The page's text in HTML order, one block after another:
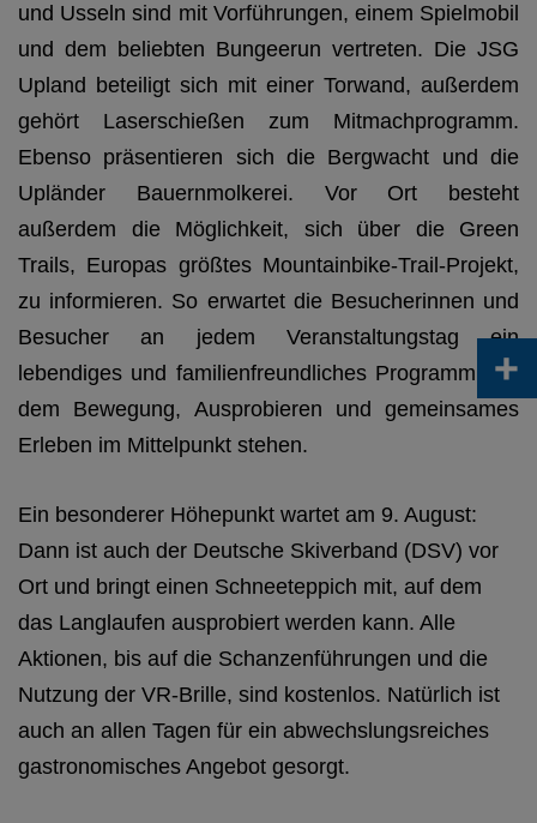
und Usseln sind mit Vorführungen, einem Spielmobil
und dem beliebten Bungeerun vertreten. Die JSG
Upland beteiligt sich mit einer Torwand, außerdem
gehört Laserschießen zum Mitmachprogramm.
Ebenso präsentieren sich die Bergwacht und die
Upländer Bauernmolkerei. Vor Ort besteht
außerdem die Möglichkeit, sich über die Green
Trails, Europas größtes Mountainbike-Trail-Projekt,
zu informieren. So erwartet die Besucherinnen und
Besucher an jedem Veranstaltungstag ein
lebendiges und familienfreundliches Programm, bei
dem Bewegung, Ausprobieren und gemeinsames
Erleben im Mittelpunkt stehen.
Ein besonderer Höhepunkt wartet am 9. August:
Dann ist auch der Deutsche Skiverband (DSV) vor
Ort und bringt einen Schneeteppich mit, auf dem
das Langlaufen ausprobiert werden kann. Alle
Aktionen, bis auf die Schanzenführungen und die
Nutzung der VR-Brille, sind kostenlos. Natürlich ist
auch an allen Tagen für ein abwechslungsreiches
gastronomisches Angebot gesorgt.
+